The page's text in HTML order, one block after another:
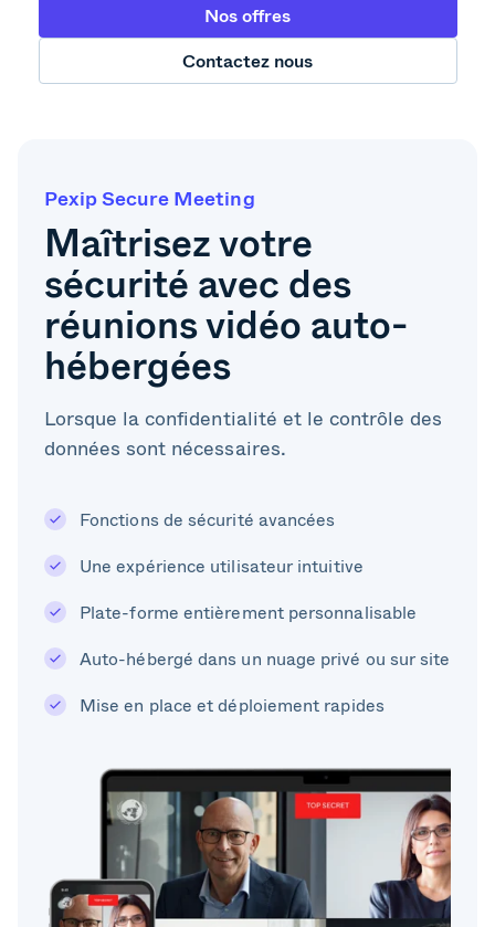
Nos offres
Contactez nous
Pexip Secure Meeting
Maîtrisez votre
sécurité avec des
réunions vidéo auto-
hébergées
Lorsque la confidentialité et le contrôle des
données sont nécessaires.
Fonctions de sécurité avancées
Une expérience utilisateur intuitive
Plate-forme entièrement personnalisable
Auto-hébergé dans un nuage privé ou sur site
Mise en place et déploiement rapides